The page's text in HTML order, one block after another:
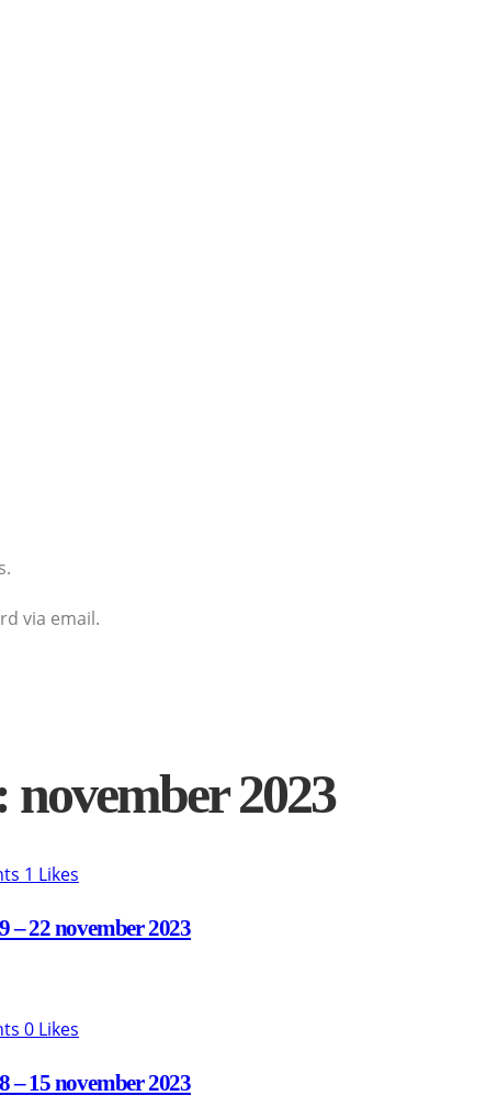
via email.
2023
1 Likes
– 22 november 2023
0 Likes
– 15 november 2023